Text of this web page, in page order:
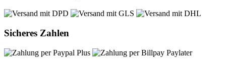
Sicheres Zahlen